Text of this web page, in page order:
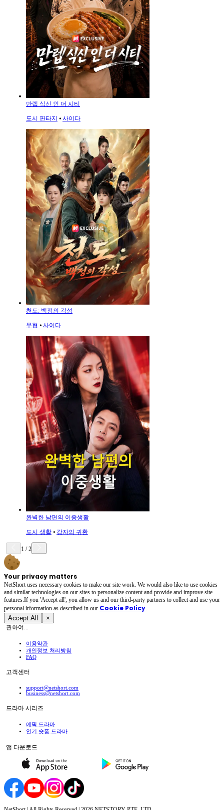
만렙 식신 인 더 시티
도시 판타지 ⦁ 사이다
천도: 백정의 각성
무협 ⦁ 사이다
완벽한 남편의 이중생활
도시 생활 ⦁ 강자의 귀환
1 /2
Your privacy matters
NetShort uses necessary cookies to make our site work. We would also like to use cookies
and similar technologies on our sites to personalize content and provide and improve site
features.If you 'Accept all', you allow us and our third-party partners to collect and use your
personal irformation as described in our Cookie Policy.
Accept All ×
관하여...
이용약관
개인정보 처리방침
FAQ
고객센터
support@netshort.com
business@netshort.com
드라마 시리즈
에픽 드라마
인기 숏폼 드라마
앱 다운로드